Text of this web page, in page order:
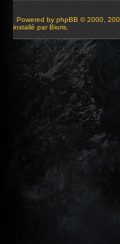
Powered by phpBB © 2000,
installé par Bioris.